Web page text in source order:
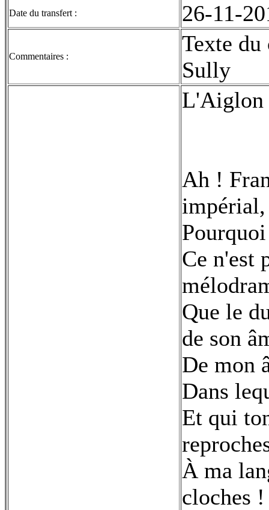
Date du transfert : 26-11-
Commentaires :
Texte
Sully
L'Aiglon
Ah !
impérial,
Ce n'est
Que le
de son
De mon
Dans
Et qui
À ma
cloches !